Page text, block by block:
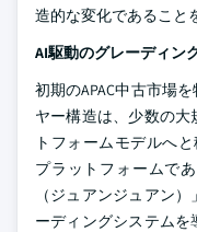
造的な変化であること
AI駆動のグレーディン
初期のAPAC中古市場
ヤー構造は、少数の
トフォームモデルへ
プラットフォームで
（ジュアンジュアン
ーディングシステム